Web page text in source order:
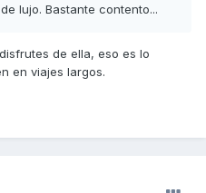
lujo. Bastante contento...
de ella, eso es lo
en viajes largos.